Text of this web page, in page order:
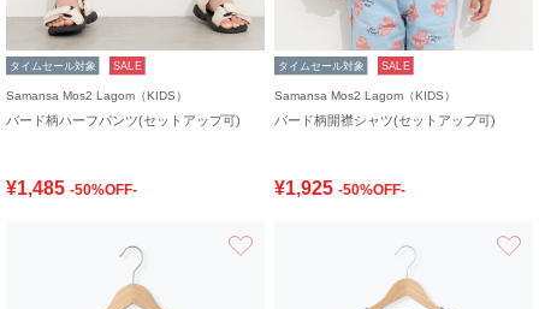
タイムセール対象 SALE
Samansa Mos2 Lagom（KIDS）
バード柄ハーフパンツ(セットアップ可)
¥1,485 -50%OFF-
タイムセール対象 SALE
Samansa Mos2 Lagom（KIDS）
バード柄開襟シャツ(セットアップ可)
¥1,925 -50%OFF-